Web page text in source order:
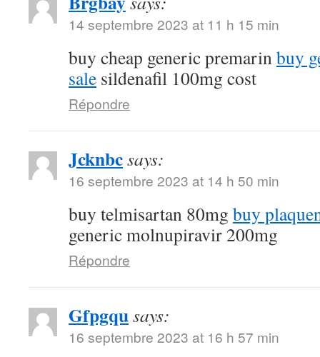
14 septembre 2023 at 11 h 15 min
buy cheap generic premarinbuy
sale sildenafil 100mg cost
Répondre
Jcknbcsays:
16 septembre 2023 at 14 h 50 min
buy telmisartan 80mg buy
generic molnupiravir 200mg
Répondre
Gfpgqusays:
16 septembre 2023 at 16 h 57 min